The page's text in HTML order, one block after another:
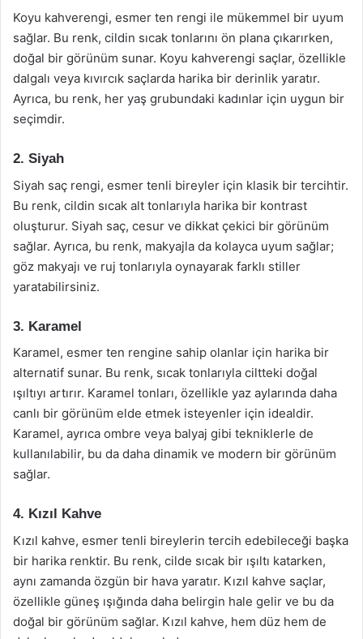
Koyu kahverengi, esmer ten rengi ile mükemmel bir uyum
sağlar. Bu renk, cildin sıcak tonlarını ön plana çıkarırken,
doğal bir görünüm sunar. Koyu kahverengi saçlar, özellikle
dalgalı veya kıvırcık saçlarda harika bir derinlik yaratır.
Ayrıca, bu renk, her yaş grubundaki kadınlar için uygun bir
seçimdir.
2. Siyah
Siyah saç rengi, esmer tenli bireyler için klasik bir tercihtir.
Bu renk, cildin sıcak alt tonlarıyla harika bir kontrast
oluşturur. Siyah saç, cesur ve dikkat çekici bir görünüm
sağlar. Ayrıca, bu renk, makyajla da kolayca uyum sağlar;
göz makyajı ve ruj tonlarıyla oynayarak farklı stiller
yaratabilirsiniz.
3. Karamel
Karamel, esmer ten rengine sahip olanlar için harika bir
alternatif sunar. Bu renk, sıcak tonlarıyla ciltteki doğal
ışıltıyı artırır. Karamel tonları, özellikle yaz aylarında daha
canlı bir görünüm elde etmek isteyenler için idealdir.
Karamel, ayrıca ombre veya balyaj gibi tekniklerle de
kullanılabilir, bu da daha dinamik ve modern bir görünüm
sağlar.
4. Kızıl Kahve
Kızıl kahve, esmer tenli bireylerin tercih edebileceği başka
bir harika renktir. Bu renk, cilde sıcak bir ışıltı katarken,
aynı zamanda özgün bir hava yaratır. Kızıl kahve saçlar,
özellikle güneş ışığında daha belirgin hale gelir ve bu da
doğal bir görünüm sağlar. Kızıl kahve, hem düz hem de